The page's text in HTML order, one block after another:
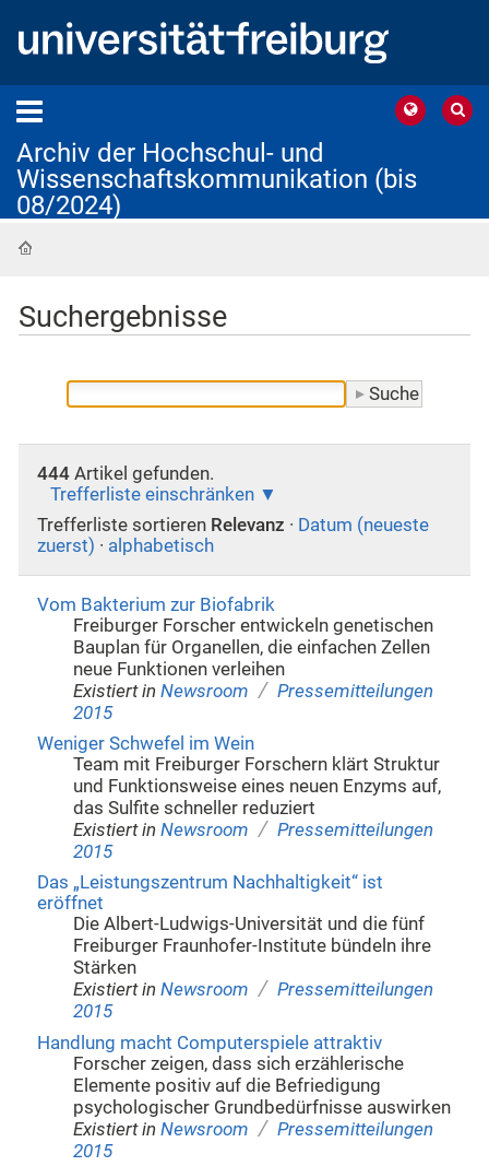
Archiv der Hochschul- und
Wissenschaftskommunikation (bis
08/2024)
Suchergebnisse
444Artikel gefunden.
Trefferliste einschränken
Trefferliste sortieren Relevanz · Datum (neueste
zuerst) · alphabetisch
Vom Bakterium zur Biofabrik
Freiburger Forscher entwickeln genetischen
Bauplan für Organellen, die einfachen Zellen
neue Funktionen verleihen
Existiert in Newsroom / Pressemitteilungen
2015
Weniger Schwefel im Wein
Team mit Freiburger Forschern klärt Struktur
und Funktionsweise eines neuen Enzyms auf,
das Sulfite schneller reduziert
Existiert in Newsroom / Pressemitteilungen
2015
Das „Leistungszentrum Nachhaltigkeit“ ist
eröffnet
Die Albert-Ludwigs-Universität und die fünf
Freiburger Fraunhofer-Institute bündeln ihre
Stärken
Existiert in Newsroom / Pressemitteilungen
2015
Handlung macht Computerspiele attraktiv
Forscher zeigen, dass sich erzählerische
Elemente positiv auf die Befriedigung
psychologischer Grundbedürfnisse auswirken
Existiert in Newsroom / Pressemitteilungen
2015